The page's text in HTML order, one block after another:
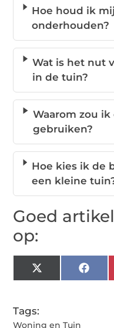
Hoe houd ik
onderhouden?
Wat is het nut
in de tuin?
Waarom zou
gebruiken?
Hoe kies ik de
een kleine
Goed
op:
X
(Twitter)
Tags:
Woning en Tuin